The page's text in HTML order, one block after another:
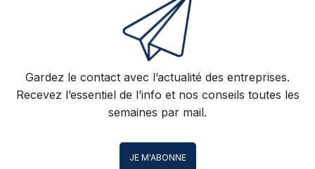
Gardez le contact avec l’actualité des entreprises.
Recevez l’essentiel de l’info et nos conseils toutes les
semaines par mail.
JE M'ABONNE